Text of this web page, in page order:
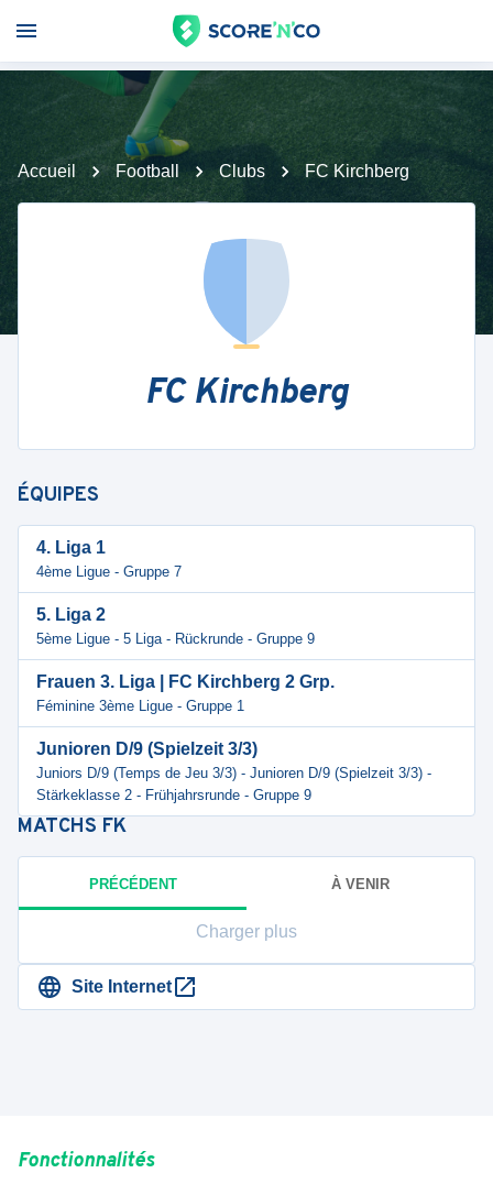
Accueil Football Clubs FC Kirchberg
FC Kirchberg
ÉQUIPES
4. Liga 1
4ème Ligue - Gruppe 7
5. Liga 2
5ème Ligue - 5 Liga - Rückrunde - Gruppe 9
Frauen 3. Liga | FC Kirchberg 2 Grp.
Féminine 3ème Ligue - Gruppe 1
Junioren D/9 (Spielzeit 3/3)
Juniors D/9 (Temps de Jeu 3/3) - Junioren D/9 (Spielzeit 3/3) -
Stärkeklasse 2 - Frühjahrsrunde - Gruppe 9
MATCHS FK
PRÉCÉDENT À VENIR
Charger plus
Site Internet
Fonctionnalités